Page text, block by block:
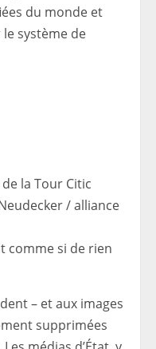
du monde et
système de
la Tour Citic
/ alliance
comme si de rien
– ​​et aux images
supprimées